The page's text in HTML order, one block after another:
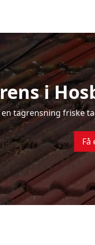
i
tagrensning friske